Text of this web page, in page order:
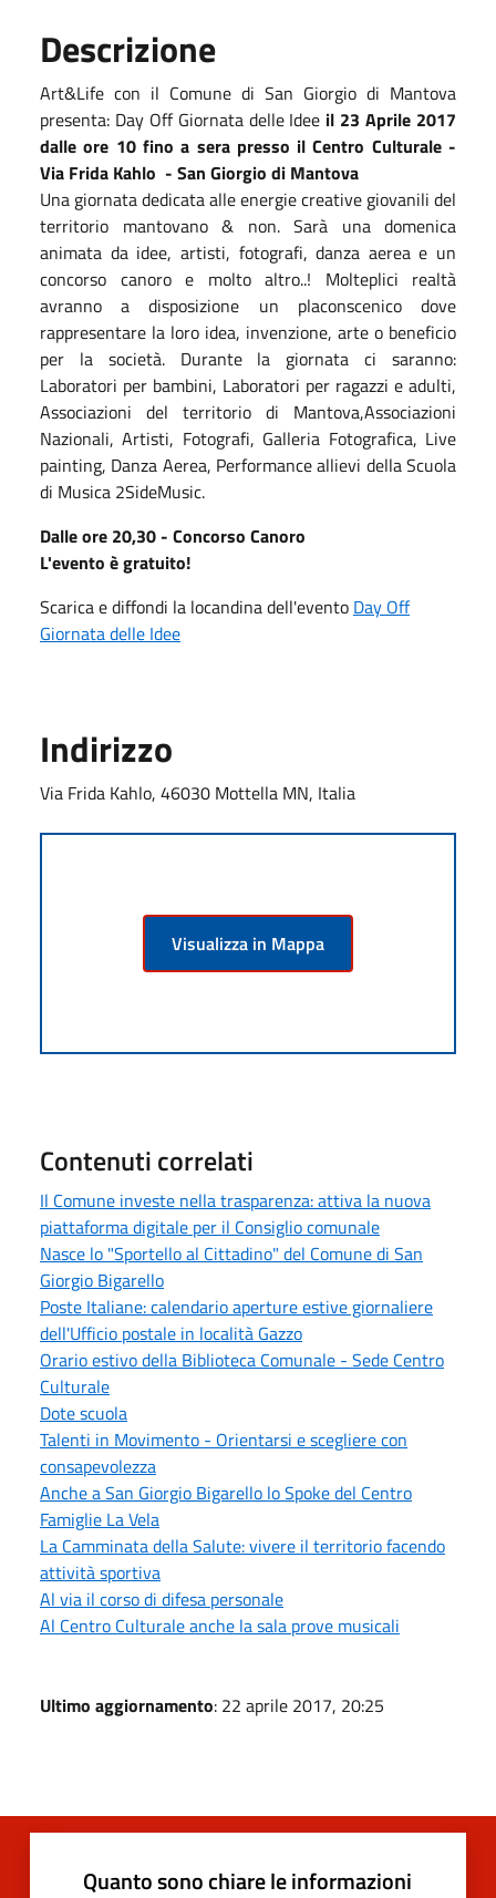
Descrizione
Art&Life con il Comune di San Giorgio di Mantova
presenta: Day Off Giornata delle Idee il 23 Aprile 2017
dalle ore 10 fino a sera presso il Centro Culturale -
Via Frida Kahlo - San Giorgio di Mantova
Una giornata dedicata alle energie creative giovanili del
territorio mantovano & non. Sarà una domenica
animata da idee, artisti, fotografi, danza aerea e un
concorso canoro e molto altro..! Molteplici realtà
avranno a disposizione un placonscenico dove
rappresentare la loro idea, invenzione, arte o beneficio
per la società. Durante la giornata ci saranno:
Laboratori per bambini, Laboratori per ragazzi e adulti,
Associazioni del territorio di Mantova,Associazioni
Nazionali, Artisti, Fotografi, Galleria Fotografica, Live
painting, Danza Aerea, Performance allievi della Scuola
di Musica 2SideMusic.
Dalle ore 20,30 - Concorso Canoro
L'evento è gratuito!
Scarica e diffondi la locandina dell'evento Day Off
Giornata delle Idee
Indirizzo
Via Frida Kahlo, 46030 Mottella MN, Italia
Visualizza in Mappa
Contenuti correlati
Il Comune investe nella trasparenza: attiva la nuova
piattaforma digitale per il Consiglio comunale
Nasce lo "Sportello al Cittadino" del Comune di San
Giorgio Bigarello
Poste Italiane: calendario aperture estive giornaliere
dell'Ufficio postale in località Gazzo
Orario estivo della Biblioteca Comunale - Sede Centro
Culturale
Dote scuola
Talenti in Movimento - Orientarsi e scegliere con
consapevolezza
Anche a San Giorgio Bigarello lo Spoke del Centro
Famiglie La Vela
La Camminata della Salute: vivere il territorio facendo
attività sportiva
Al via il corso di difesa personale
Al Centro Culturale anche la sala prove musicali
Ultimo aggiornamento: 22 aprile 2017, 20:25
Quanto sono chiare le informazioni